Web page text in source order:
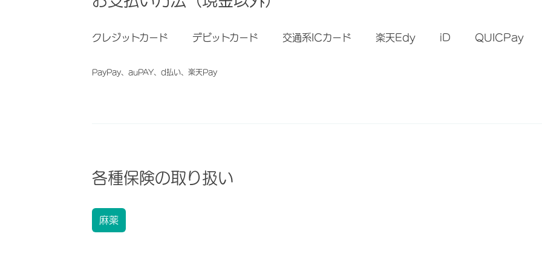
クレジットカード デビットカード 交通系ICカード 楽天Edy iD QUICPay
PayPay、auPAY、d払い、楽天Pay
各種保険の取り扱い
麻薬